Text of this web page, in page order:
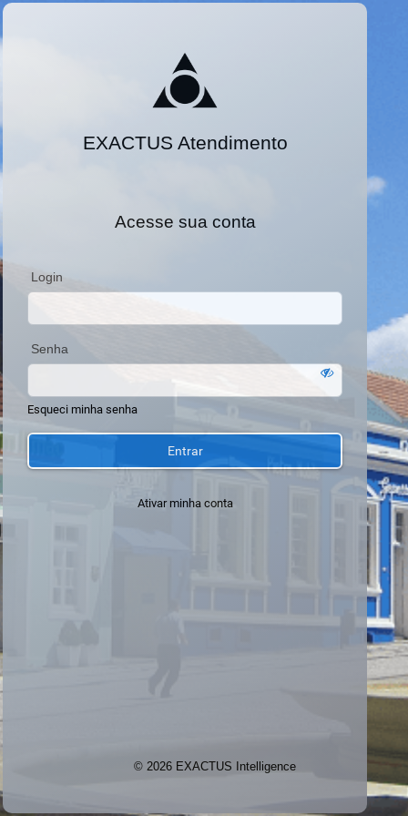
EXACTUS Atendimento
Acesse sua conta
Login
Senha
Esqueci minha senha
Entrar
Ativar minha conta
© 2026 EXACTUS Intelligence